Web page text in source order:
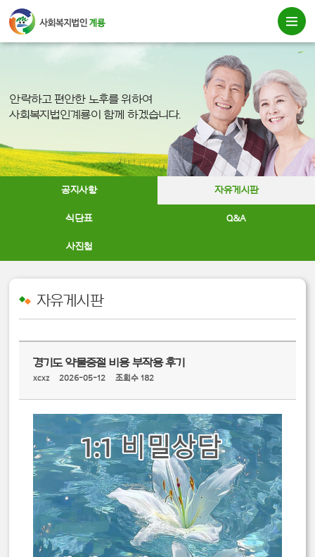
안락하고 편안한 노후를 위하여
사회복지법인계룡이 함께 하겠습니다.
공지사항 자유게시판
식단표 Q&A
사진첩
자유게시판
경기도 약물중절 비용 부작용 후기
xcxz 2026-05-12 조회수 182